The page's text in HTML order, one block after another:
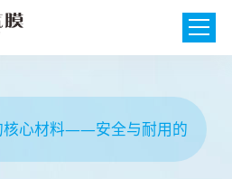
核心材料——安全与耐用的